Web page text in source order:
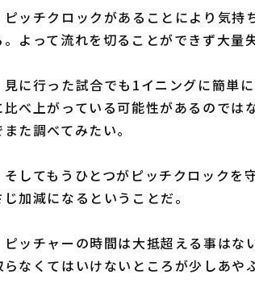
ピッチクロックがあることにより気持
。よって流れを切ることができず大量
見に行った試合でも1イニングに簡単
比べ上がっている可能性があるのでは
また調べてみたい。
そしてもうひとつがピッチクロックを
じ加減になるということだ。
ピッチャーの時間は大抵超える事はな
らなくてはいけないところが少しあや